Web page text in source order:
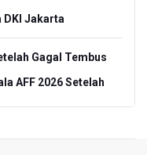
DKI Jakarta
Gagal Tembus
AFF 2026 Setelah